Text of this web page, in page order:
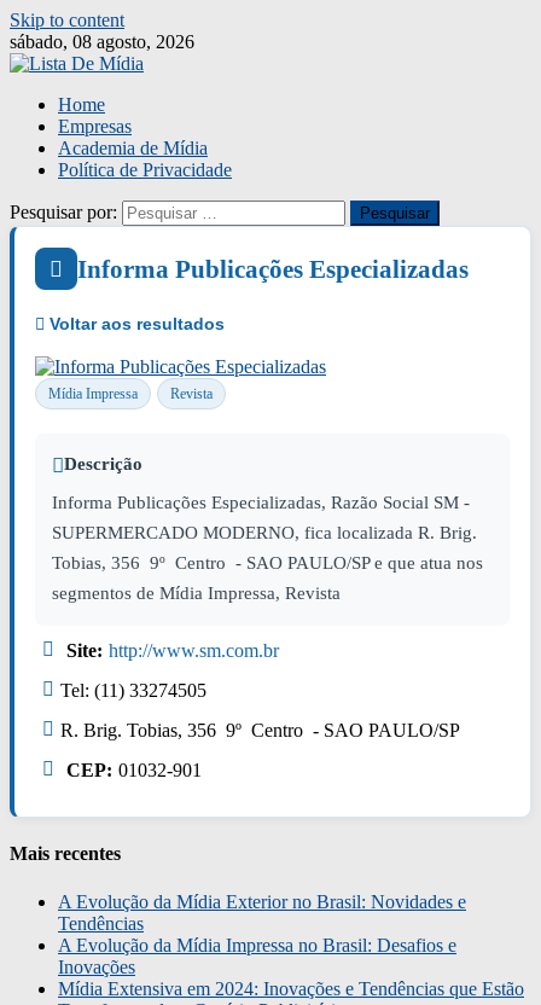
Skip to content
sábado, 08 agosto, 2026
Home
Empresas
Academia de Mídia
Política de Privacidade
Pesquisar por:
Informa Publicações Especializadas
Mídia Impressa Revista
Descrição
Informa Publicações Especializadas, Razão Social SM -
SUPERMERCADO MODERNO, fica localizada R. Brig.
Tobias, 356 9º Centro - SAO PAULO/SP e que atua nos
segmentos de Mídia Impressa, Revista
Site: http://www.sm.com.br
Tel: (11) 33274505
R. Brig. Tobias, 356 9º Centro - SAO PAULO/SP
CEP: 01032-901
Mais recentes
A Evolução da Mídia Exterior no Brasil: Novidades e
Tendências
A Evolução da Mídia Impressa no Brasil: Desafios e
Inovações
Mídia Extensiva em 2024: Inovações e Tendências que Estão